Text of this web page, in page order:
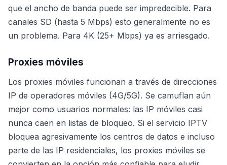
que el ancho de banda puede ser impredecible. Para
canales SD (hasta 5 Mbps) esto generalmente no es
un problema. Para 4K (25+ Mbps) ya es arriesgado.
Proxies móviles
Los proxies móviles funcionan a través de direcciones
IP de operadores móviles (4G/5G). Se camuflan aún
mejor como usuarios normales: las IP móviles casi
nunca caen en listas de bloqueo. Si el servicio IPTV
bloquea agresivamente los centros de datos e incluso
parte de las IP residenciales, los proxies móviles se